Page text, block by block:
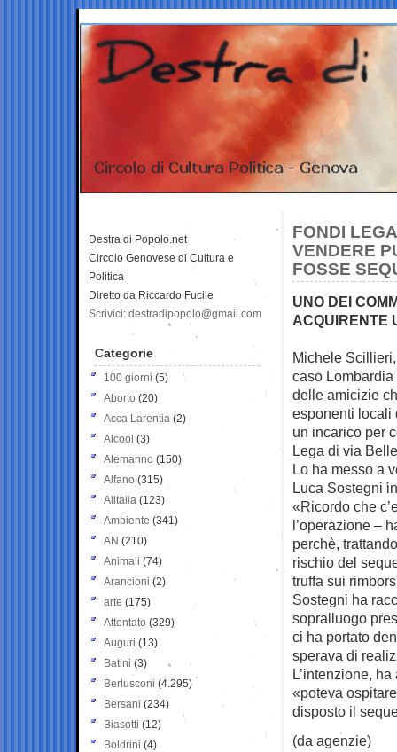
FONDI
VENDERE
FOSSE
UNO DEI
ACQUIRENTE
Michele
caso
delle amicizie
esponenti locali
un incarico per
Lega di via
Lo ha messo a
Luca Sostegni
«Ricordo che
l’operazione –
perchè,
rischio del
truffa sui
Sostegni ha
sopralluogo
ci ha portato
sperava di
L’intenzione,
«poteva
disposto il
(da agenzie)
Destra di Popolo.net
Circolo Genovese di Cultura e
Politica
Diretto da Riccardo Fucile
Scrivici: destradipopolo@gmail.com
Categorie
100 giorni (5)
Aborto (20)
Acca Larentia (2)
Alcool (3)
Alemanno (150)
Alfano (315)
Alitalia (123)
Ambiente (341)
AN (210)
Animali (74)
Arancioni (2)
arte (175)
Attentato (329)
Auguri (13)
Batini (3)
Berlusconi (4.295)
Bersani (234)
Biasotti (12)
Boldrini (4)